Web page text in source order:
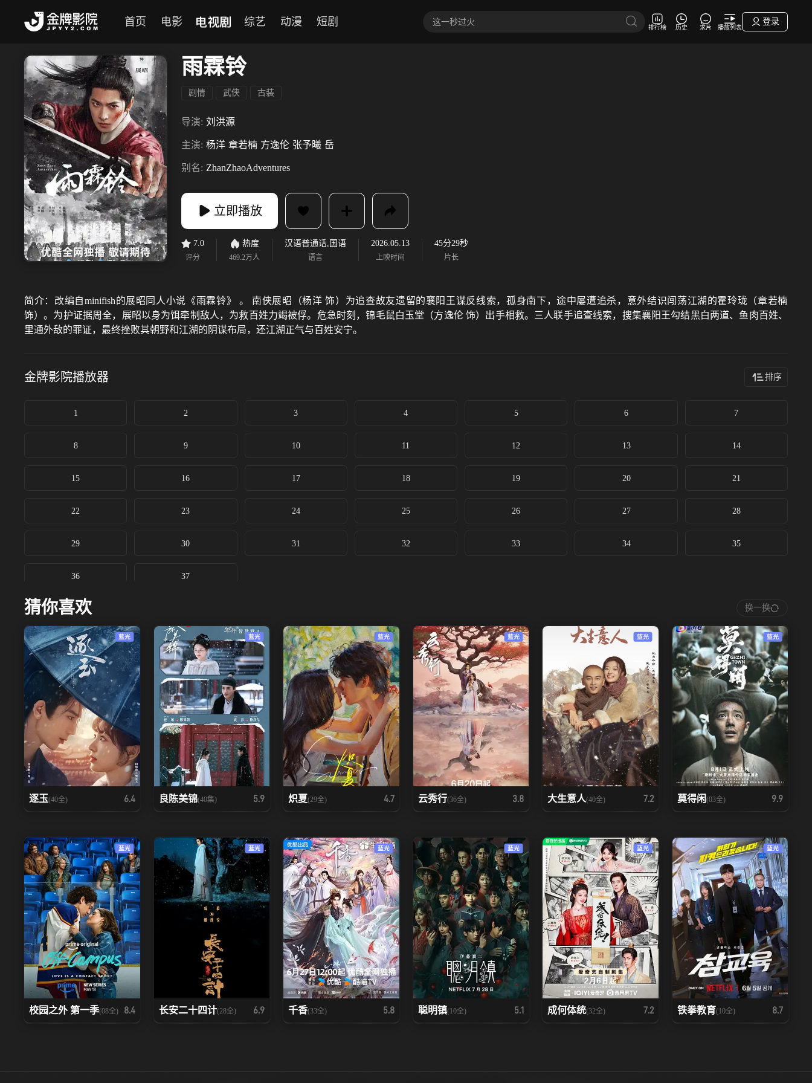
首页 电影 电视剧 综艺 动漫 短剧 排行榜 历史 求片 播放列表
登录
雨霖铃
剧情 武侠 古装
导演: 刘洪源
主演: 杨洋 章若楠 方逸伦 张予曦 岳
别名: ZhanZhaoAdventures
立即播放
7.0
评分
热度
469.2万人
汉语普通话,国语
语言
2026.05.13
上映时间
45分29秒
片长
简介： 改编自minifish的展昭同人小说《雨霖铃》 。 南侠展昭（杨洋 饰）为追查故友遗留的襄阳王谋反线索，孤身南下，途中屡遭追杀，意外结识闯荡江湖的霍玲珑（章若楠
饰）。为护证据周全，展昭以身为饵牵制敌人，为救百姓力竭被俘。危急时刻，锦毛鼠白玉堂（方逸伦 饰）出手相救。三人联手追查线索，搜集襄阳王勾结黑白两道、鱼肉百姓、
里通外敌的罪证，最终挫败其朝野和江湖的阴谋布局，还江湖正气与百姓安宁。
金牌影院播放器 排序
1 2 3 4 5 6 7
8 9 10 11 12 13 14
15 16 17 18 19 20 21
22 23 24 25 26 27 28
29 30 31 32 33 34 35
36 37
猜你喜欢 换一换
蓝光
逐玉(40全) 6.4
蓝光
良陈美锦(40集) 5.9
蓝光
炽夏(29全) 4.7
蓝光
云秀行(36全) 3.8
蓝光
大生意人(40全) 7.2
蓝光
莫得闲(03全) 9.9
蓝光
校园之外 第一季(08全) 8.4
蓝光
长安二十四计(28全) 6.9
蓝光
千香(33全) 5.8
蓝光
聪明镇(10全) 5.1
蓝光
成何体统(32全) 7.2
蓝光
铁拳教育(10全) 8.7